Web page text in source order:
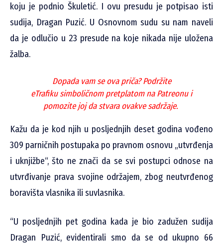
koju je podnio Škuletić. I ovu presudu je potpisao isti
sudija, Dragan Puzić. U Osnovnom sudu su nam naveli
da je odlučio u 23 presude na koje nikada nije uložena
žalba.
Dopada vam se ova priča? Podržite
eTrafikusimboličnom pretplatom na Patreonui
pomozite joj da stvara ovakve sadržaje.
Kažu da je kod njih u posljednjih deset godina vođeno
309 parničnih postupaka po pravnom osnovu „utvrđenja
i uknjižbe“, što ne znači da se svi postupci odnose na
utvrđivanje prava svojine održajem, zbog neutvrđenog
boravišta vlasnika ili suvlasnika.
“U posljednjih pet godina kada je bio zadužen sudija
Dragan Puzić, evidentirali smo da se od ukupno 66